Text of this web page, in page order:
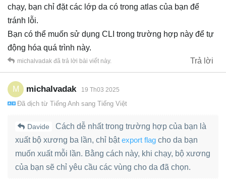
chạy, bạn chỉ đặt các lớp da có trong atlas của bạn để
tránh lỗi.
Bạn có thể muốn sử dụng CLI trong trường hợp này để tự
động hóa quá trình này.
Trả lời
michalvadak đã trả lời bài viết này.
M michalvadak 19 Th03 2025
Đã dịch từ Tiếng Anh sang Tiếng Việt
Davide
Cách dễ nhất trong trường hợp của bạn là
xuất bộ xương ba lần, chỉ bậtexport flag cho da bạn
muốn xuất mỗi lần. Bằng cách này, khi chạy, bộ xương
của bạn sẽ chỉ yêu cầu các vùng cho da đã chọn.